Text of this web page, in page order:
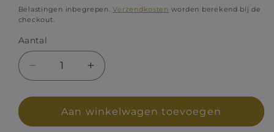
prijs
Belastingen inbegrepen.Verzendkosten worden berekend bij de
checkout.
Aantal
Aantal
verlagen
voor
Bobal
Negro
Aantal
verhogen
voor
Bobal
Negro
Aan winkelwagen toevoegen